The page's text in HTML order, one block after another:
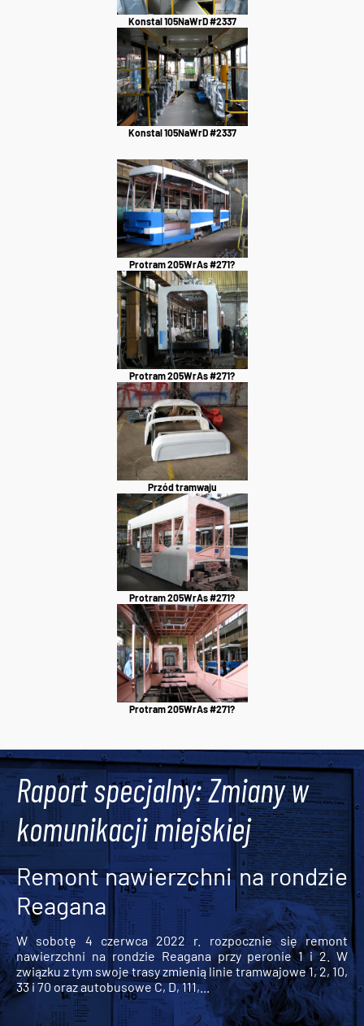
Konstal 105NaWrD #2337
Konstal 105NaWrD #2337
Protram 205WrAs #271?
Protram 205WrAs #271?
Przód tramwaju
Protram 205WrAs #271?
Protram 205WrAs #271?
Raport specjalny: Zmiany w
komunikacji miejskiej
Remont nawierzchni na rondzie
Reagana
W sobotę 4 czerwca 2022 r. rozpocznie się remont
nawierzchni na rondzie Reagana przy peronie 1 i 2. W
związku z tym swoje trasy zmienią linie tramwajowe 1, 2, 10,
33 i 70 oraz autobusowe C, D, 111,...